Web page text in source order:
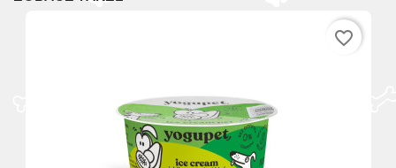
favorite_border